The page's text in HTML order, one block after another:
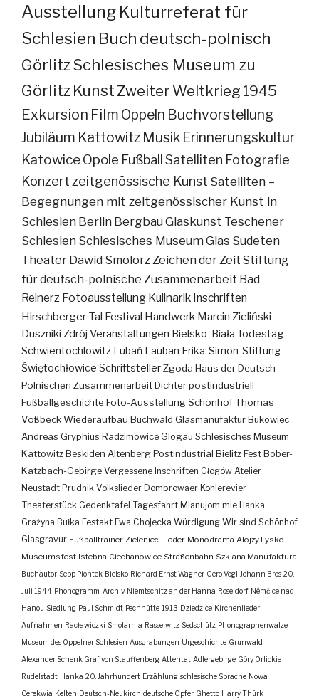
Ausstellung Kulturreferat für
Schlesien Buch deutsch-polnisch
GörlitzSchlesisches Museum zu
Görlitz KunstZweiter Weltkrieg 1945
Exkursion Film Oppeln Buchvorstellung
Jubiläum Kattowitz Musik Erinnerungskultur
KatowiceOpole FußballSatelliten Fotografie
Konzertzeitgenössische Kunst Satelliten –
Begegnungen mit zeitgenössischer Kunst in
Schlesien Berlin BergbauGlaskunst Teschener
Schlesien Schlesisches MuseumGlas Sudeten
Theater Dawid Smolorz Zeichen der Zeit Stiftung
für deutsch-polnische Zusammenarbeit Bad
Reinerz Fotoausstellung Kulinarik Inschriften
Hirschberger Tal Festival Handwerk Marcin Zieliński
Duszniki Zdrój Veranstaltungen Bielsko-Biała Todestag
Schwientochlowitz
Lubań Lauban Erika-Simon-Stiftung
Świętochłowice SchriftstellerZgoda Haus der Deutsch-
Polnischen ZusammenarbeitDichterpostindustriell
Fußballgeschichte Foto-AusstellungSchönhofThomas
VoßbeckWiederaufbau Buchwald Glasmanufaktur Bukowiec
Andreas Gryphius Radzimowice Glogau Schlesisches Museum
Kattowitz Beskiden Altenberg Postindustrial Bielitz Fest Bober-
Katzbach-Gebirge Vergessene Inschriften Głogów Atelier
Neustadt Prudnik Volkslieder Dombrowaer Kohlerevier
Theaterstück Gedenktafel Tagesfahrt Mianujom mie Hanka
Grażyna Bułka Festakt Ewa Chojecka Würdigung Wir sind Schönhof
Glasgravur Fußballtrainer Zieleniec Lieder Monodrama Alojzy Lysko
Museumsfest Istebna Ciechanowice Straßenbahn Szklana Manufaktura
Buchautor Sepp Piontek Bielsko Richard Ernst Wagner Gero Vogl Johann Bros 20.
Juli 1944 Phonogramm-Archiv Niemtschitz an der Hanna Roseldorf Némčice nad
Hanou Siedlung Paul Schmidt Pechhütte 1913 Dziedzice Kirchenlieder
Aufnahmen Racławiczki Smolarnia Rasselwitz Sedschütz Phonographenwalze
Museum des Oppelner Schlesien Ausgrabungen Urgeschichte Grunwald
Alexander Schenk Graf von Stauffenberg Attentat Adlergebirge Góry Orlickie
Rudelstadt Hanka 20. Jahrhundert Erzählung schlesische Sprache Nowa
Cerekwia Kelten Deutsch-Neukirch deutsche Opfer Ghetto Harry Thürk